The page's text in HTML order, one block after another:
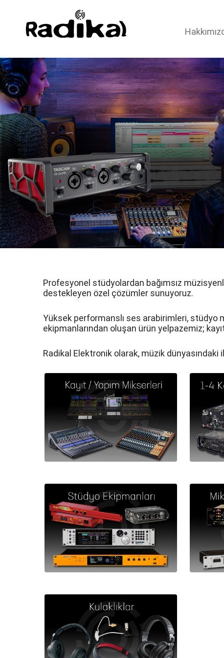
Profesyonel stüdyolardan bağımsız
destekleyen özel çözümler sunuyoruz.
Yüksek performanslı ses arabirimleri, stüdyo
ekipmanlarından oluşan ürün yelpazemiz;
Radikal Elektronik olarak, müzik